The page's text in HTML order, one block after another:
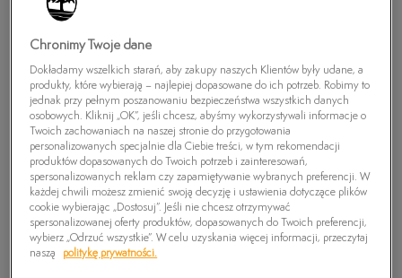
TIMBERLAND MAD RIVER 2 STRAP
49,99zł
PRODUKT NIEDOSTĘPNY
Chronimy Twoje dane
Dokładamy wszelkich starań, aby zakupy naszych Klientów były udane, a
produkty, które wybierają – najlepiej dopasowane do ich potrzeb. Robimy to
jednak przy pełnym poszanowaniu bezpieczeństwa wszystkich danych
osobowych. Kliknij „OK”, jeśli chcesz, abyśmy wykorzystywali informacje o
Twoich zachowaniach na naszej stronie do przygotowania
personalizowanych specjalnie dla Ciebie treści, w tym rekomendacji
produktów dopasowanych do Twoich potrzeb i zainteresowań,
spersonalizowanych reklam czy zapamiętywanie wybranych preferencji. W
każdej chwili możesz zmienić swoją decyzję i ustawienia dotyczące plików
cookie wybierając „Dostosuj”. Jeśli nie chcesz otrzymywać
spersonalizowanej oferty produktów, dopasowanych do Twoich preferencji,
wybierz „Odrzuć wszystkie”. W celu uzyskania więcej informacji, przeczytaj
naszą
politykę prywatności.